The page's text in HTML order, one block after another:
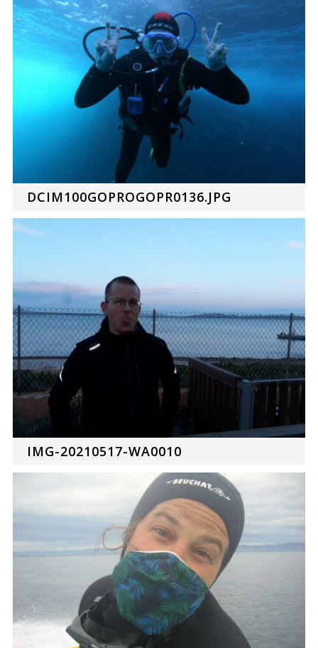
DCIM100GOPROGOPR0136.JPG
IMG-20210517-WA0010